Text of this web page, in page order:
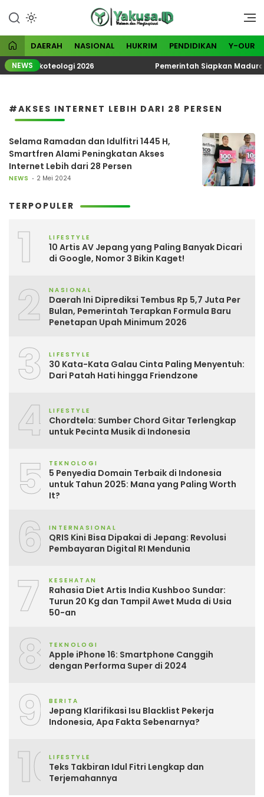
konten
Yakusa
Visioner dan Menginspirasi
DAERAH NASIONAL HUKRIM PENDIDIKAN Y-OUR
NEWSEkoteologi 2026 Pemerintah Siapkan Madura
#AKSES INTERNET LEBIH DARI 28 PERSEN
Selama Ramadan dan Idulfitri 1445 H,
Smartfren Alami Peningkatan Akses
Internet Lebih dari 28 Persen
NEWS 2 Mei 2024
TERPOPULER
1 LIFESTYLE
10 Artis AV Jepang yang Paling Banyak Dicari
di Google, Nomor 3 Bikin Kaget!
2 NASIONAL
Daerah Ini Diprediksi Tembus Rp 5,7 Juta Per
Bulan, Pemerintah Terapkan Formula Baru
Penetapan Upah Minimum 2026
3 LIFESTYLE
30 Kata-Kata Galau Cinta Paling Menyentuh:
Dari Patah Hati hingga Friendzone
4 LIFESTYLE
Chordtela: Sumber Chord Gitar Terlengkap
untuk Pecinta Musik di Indonesia
5 TEKNOLOGI
5 Penyedia Domain Terbaik di Indonesia
untuk Tahun 2025: Mana yang Paling Worth
It?
6 INTERNASIONAL
QRIS Kini Bisa Dipakai di Jepang: Revolusi
Pembayaran Digital RI Mendunia
7 KESEHATAN
Rahasia Diet Artis India Kushboo Sundar:
Turun 20 Kg dan Tampil Awet Muda di Usia
50-an
8 TEKNOLOGI
Apple iPhone 16: Smartphone Canggih
dengan Performa Super di 2024
9 BERITA
Jepang Klarifikasi Isu Blacklist Pekerja
Indonesia, Apa Fakta Sebenarnya?
10LIFESTYLE
Teks Takbiran Idul Fitri Lengkap dan
Terjemahannya